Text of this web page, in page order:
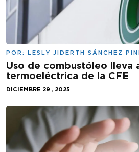
POR: LESLY JIDERTH SÁNCHEZ
Uso de combustóleo lleva
termoeléctrica de la CFE
DICIEMBRE 29 , 2025